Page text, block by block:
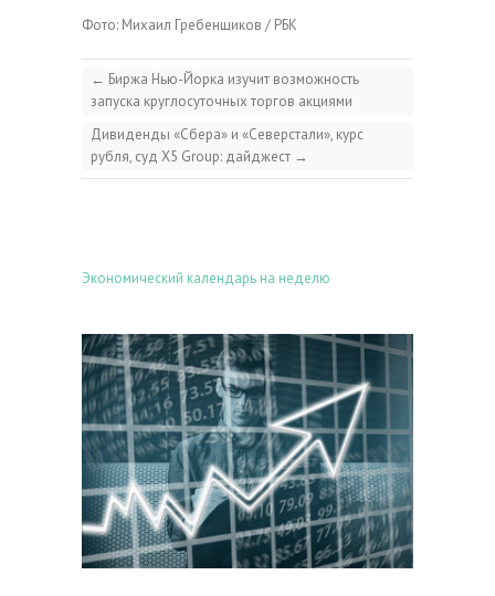
Фото: Михаил Гребенщиков / РБК
← Биржа Нью-Йорка изучит возможность
запуска круглосуточных торгов акциями
Дивиденды «Сбера» и «Северстали», курс
рубля, суд X5 Group: дайджест →
Экономический календарь на неделю